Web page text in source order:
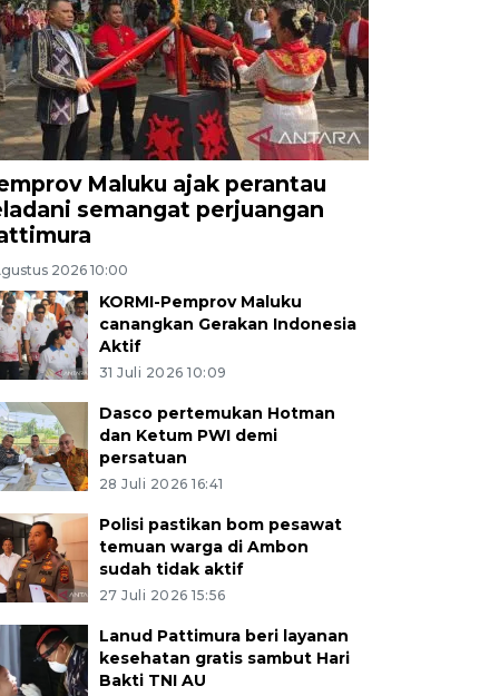
Maluku ajak perantau
semangat perjuangan
2026 10:00
KORMI-Pemprov Maluku
canangkan Gerakan Indonesia
Aktif
31 Juli 2026 10:09
Dasco pertemukan Hotman
dan Ketum PWI demi
persatuan
28 Juli 2026 16:41
Polisi pastikan bom pesawat
temuan warga di Ambon
sudah tidak aktif
27 Juli 2026 15:56
Lanud Pattimura beri layanan
kesehatan gratis sambut Hari
Bakti TNI AU